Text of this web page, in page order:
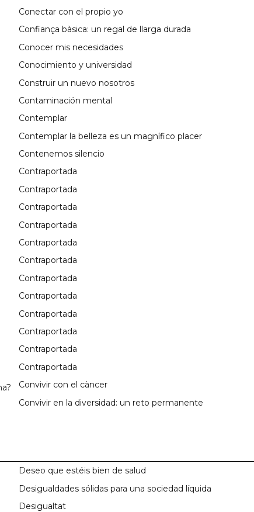
Conectar con el propio yo
Confiança bàsica: un regal de llarga durada
Conocer mis necesidades
Conocimiento y universidad
Construir un nuevo nosotros
Contaminación mental
Contemplar
Contemplar la belleza es un magnífico placer
Contenemos silencio
Contraportada
Contraportada
Contraportada
Contraportada
Contraportada
Contraportada
Contraportada
Contraportada
Contraportada
Contraportada
Contraportada
Contraportada
Convivir con el càncer
Convivir en la diversidad: un reto permanente
Deseo que estéis bien de salud
Desigualdades sólidas para una sociedad líquida
Desigualtat